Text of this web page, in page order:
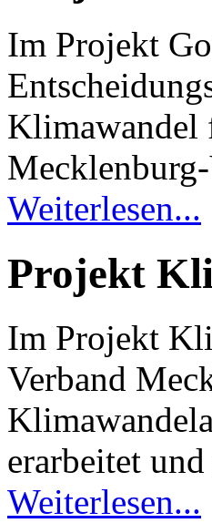
Im Projekt
Klimawandel
Weiterlesen...
Projekt
Im Projekt
Verband
erarbeitet
Weiterlesen...